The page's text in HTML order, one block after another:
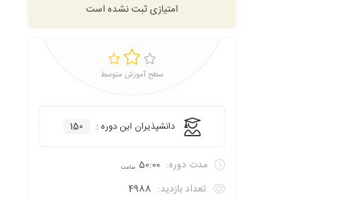
امتیازی ثبت نشده است
سطح آموزش متوسط
دانشپذیران این دوره : 150
مدت دوره: 50:00 ساعت
تعداد بازدید: 4988